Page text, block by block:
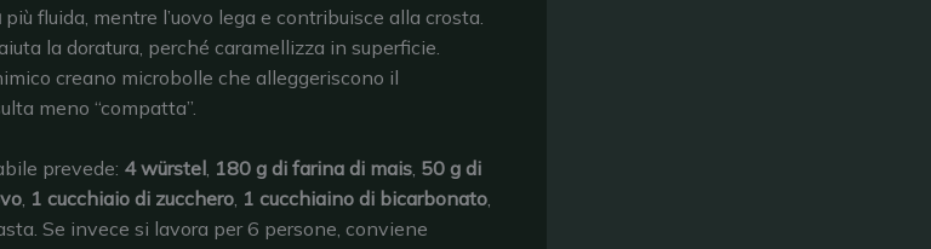
più fluida, mentre l’uovo lega e contribuisce alla crosta.
la doratura, perché caramellizza in superficie.
creano microbolle che alleggeriscono il
meno “compatta”.
prevede: 4 würstel, 180 g di farina di mais, 50 g di
, 1 cucchiaio di zucchero, 1 cucchiaino di bicarbonato,
Se invece si lavora per 6 persone, conviene